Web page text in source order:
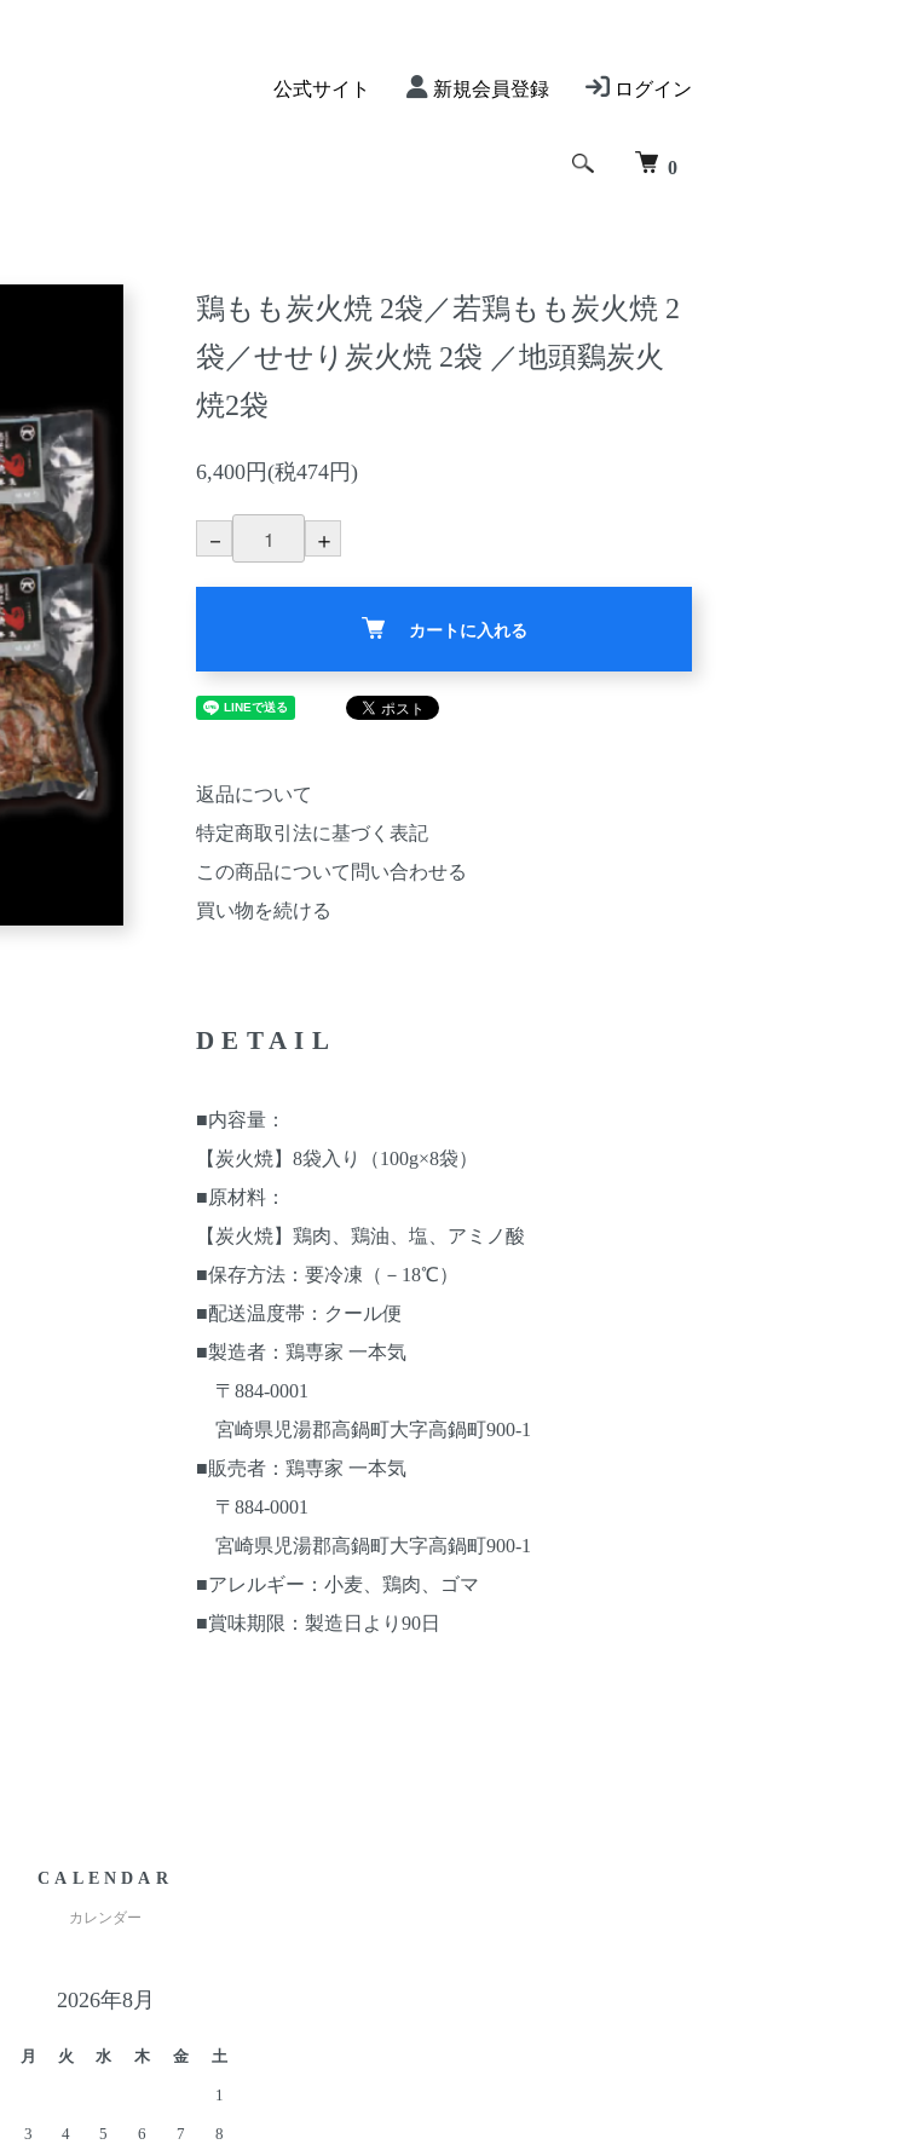
0
公式サイト 新規会員登録 ログイン
鶏もも炭火焼 2袋／若鶏もも炭火焼 2
袋／せせり炭火焼 2袋 ／地頭鷄炭火
焼2袋
6,400円(税474円)
－ ＋
カートに入れる
返品について
特定商取引法に基づく表記
この商品について問い合わせる
買い物を続ける
DETAIL
■内容量：
【炭火焼】8袋入り（100g×8袋）
■原材料：
【炭火焼】鶏肉、鶏油、塩、アミノ酸
■保存方法：要冷凍（－18℃）
■配送温度帯：クール便
■製造者：鶏専家 一本気
〒884-0001
宮崎県児湯郡高鍋町大字高鍋町900-1
■販売者：鶏専家 一本気
〒884-0001
宮崎県児湯郡高鍋町大字高鍋町900-1
■アレルギー：小麦、鶏肉、ゴマ
■賞味期限：製造日より90日
CALENDAR
カレンダー
2026年8月
月 火 水 木 金 土
1
3 4 5 6 7 8